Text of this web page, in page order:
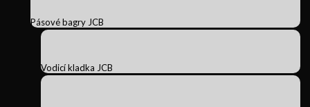
Pásové bagry JCB
Vodicí kladka JCB